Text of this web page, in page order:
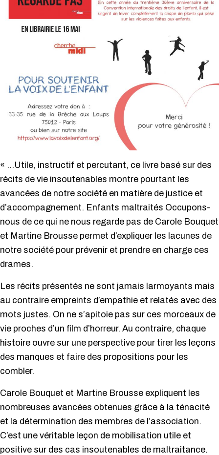
« …Utile, instructif et percutant, ce livre basé sur des
récits de vie insoutenables montre pourtant les
avancées de notre société en matière de justice et
d’accompagnement. Enfants maltraités Occupons-
nous de ce qui ne nous regarde pas de Carole Bouquet
et Martine Brousse permet d’expliquer les lacunes de
notre société pour prévenir et prendre en charge ces
drames.
Les récits présentés ne sont jamais larmoyants mais
au contraire empreints d’empathie et relatés avec des
mots justes. On ne s’apitoie pas sur ces morceaux de
vie proches d’un film d’horreur. Au contraire, chaque
histoire ouvre sur une perspective pour tirer les leçons
des manques et faire des propositions pour les
combler.
Carole Bouquet et Martine Brousse expliquent les
nombreuses avancées obtenues grâce à la ténacité
et la détermination des membres de l’association.
C’est une véritable leçon de mobilisation utile et
positive sur des cas insoutenables de maltraitance.